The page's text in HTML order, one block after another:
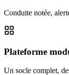
Conduite notée,
Plateforme
Un socle complet,